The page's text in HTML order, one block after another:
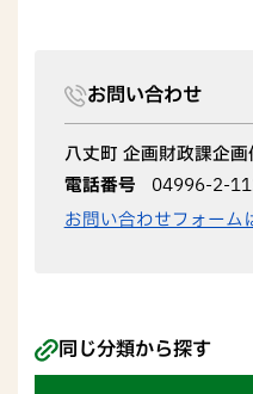
お問い合わせ
八丈町 企画財政課企画
電話番号
04996-2-
お問い合わせフォーム
同じ分類から探す